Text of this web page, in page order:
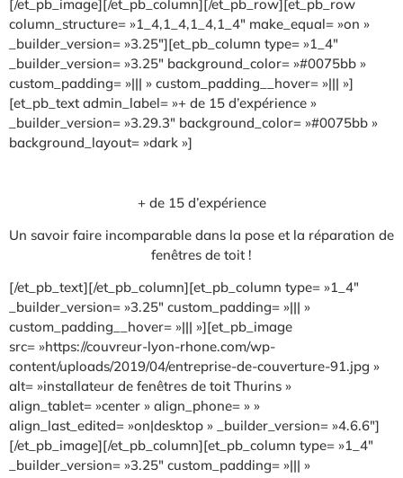
[/et_pb_image][/et_pb_column][/et_pb_row][et_pb_row
column_structure= »1_4,1_4,1_4,1_4″ make_equal= »on »
_builder_version= »3.25″][et_pb_column type= »1_4″
_builder_version= »3.25″ background_color= »#0075bb »
custom_padding= »||| » custom_padding__hover= »||| »]
[et_pb_text admin_label= »+ de 15 d’expérience »
_builder_version= »3.29.3″ background_color= »#0075bb »
background_layout= »dark »]
+ de 15 d’expérience
Un savoir faire incomparable dans la pose et la réparation de
fenêtres de toit !
[/et_pb_text][/et_pb_column][et_pb_column type= »1_4″
_builder_version= »3.25″ custom_padding= »||| »
custom_padding__hover= »||| »][et_pb_image
src= »https://couvreur-lyon-rhone.com/wp-
content/uploads/2019/04/entreprise-de-couverture-91.jpg »
alt= »installateur de fenêtres de toit Thurins »
align_tablet= »center » align_phone= » »
align_last_edited= »on|desktop » _builder_version= »4.6.6″]
[/et_pb_image][/et_pb_column][et_pb_column type= »1_4″
_builder_version= »3.25″ custom_padding= »||| »